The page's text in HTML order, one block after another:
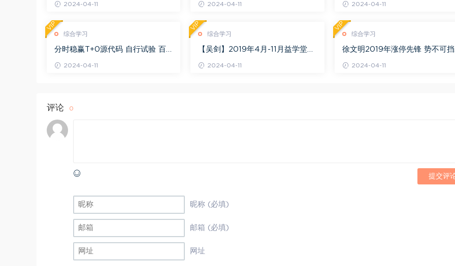
2024-04-11 2024-04-11 2024-04-11
综合学习
分时稳赢T+0源代码 自行试验 百
2024-04-11
VIP
综合学习
【吴剑】2019年4月-11月益学堂吴
2024-04-11
VIP
综合学习
徐文明2019年涨停先锋 势不可挡
百度网盘(10.98G)
2024-04-11
VIP
评论 0
提交评
昵称 (必填)
邮箱 (必填)
网址